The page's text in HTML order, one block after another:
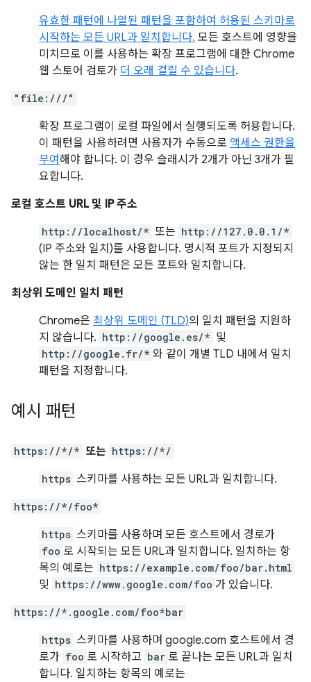
유효한 패턴에 나열된 패턴을 포함하여 허용된 스키마로
시작하는 모든 URL과 일치합니다. 모든 호스트에 영향을
미치므로 이를 사용하는 확장 프로그램에 대한 Chrome
웹 스토어 검토가 더 오래 걸릴 수 있습니다.
"file:///"
확장 프로그램이 로컬 파일에서 실행되도록 허용합니다.
이 패턴을 사용하려면 사용자가 수동으로 액세스 권한을
부여 해야 합니다. 이 경우 슬래시가 2개가 아닌 3개가 필
요합니다.
로컬 호스트 URL 및 IP 주소
http://localhost/* 또는 http://127.0.0.1/*
(IP 주소와 일치)를 사용합니다. 명시적 포트가 지정되지
않는 한 일치 패턴은 모든 포트와 일치합니다.
최상위 도메인 일치 패턴
Chrome은 최상위 도메인 (TLD)의 일치 패턴을 지원하
지 않습니다. http://google.es/* 및
http://google.fr/* 와 같이 개별 TLD 내에서 일치
패턴을 지정합니다.
예시 패턴
https://*/* 또는 https://*/
https 스키마를 사용하는 모든 URL과 일치합니다.
https://*/foo*
https 스키마를 사용하며 모든 호스트에서 경로가
foo 로 시작되는 모든 URL과 일치합니다. 일치하는 항
목의 예로는 https://example.com/foo/bar.html
및 https://www.google.com/foo 가 있습니다.
https://*.google.com/foo*bar
https 스키마를 사용하며 google.com 호스트에서 경
로가 foo 로 시작하고 bar 로 끝나는 모든 URL과 일치
합니다. 일치하는 항목의 예로는